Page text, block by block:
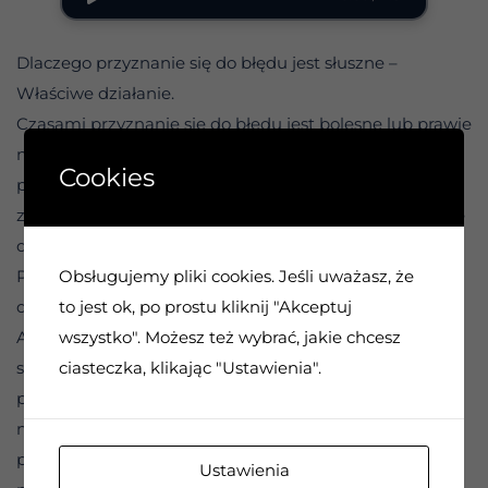
Dlaczego przyznanie się do błędu jest słuszne –
Właściwe działanie.
Czasami przyznanie się do błędu jest bolesne lub prawie
niemożliwe. Oznacza to, że prawdopodobnie będziemy
popełniać te same błędy, dopóki nie zostaniemy
zmuszeni do stawienia czoła prawdzie. Dlaczego tak się
dzieje?
Problem leży w tym, co określamy jako EGO w naszych
dyskusjach na temat Programu Dwunastu Kroków.
Angażujemy się w obronę tego ego przez cały czas,
szczególnie w otoczeniu ludzi, którzy zdają się nas
poniżać. W takich sytuacjach przyznanie się do błędu
nie jest drobną korektą, ale całkowitą porażką,
przynajmniej w naszym wypaczonym sposobie
Cookies
Obsługujemy pliki cookies. Jeśli uważasz, że
to jest ok, po prostu kliknij "Akceptuj
wszystko". Możesz też wybrać, jakie chcesz
ciasteczka, klikając "Ustawienia".
Ustawienia